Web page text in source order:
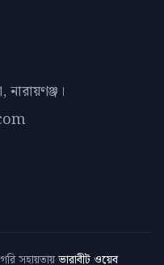
সহায়তায়ভারাবীট ওয়েব